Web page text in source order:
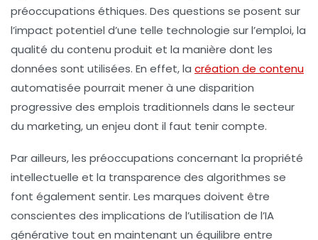
préoccupations éthiques. Des questions se posent sur
l’impact potentiel d’une telle technologie sur l’emploi, la
qualité du contenu produit et la manière dont les
données sont utilisées. En effet, la création de contenu
automatisée pourrait mener à une disparition
progressive des emplois traditionnels dans le secteur
du marketing, un enjeu dont il faut tenir compte.
Par ailleurs, les préoccupations concernant la propriété
intellectuelle et la transparence des algorithmes se
font également sentir. Les marques doivent être
conscientes des implications de l’utilisation de l’IA
générative tout en maintenant un équilibre entre